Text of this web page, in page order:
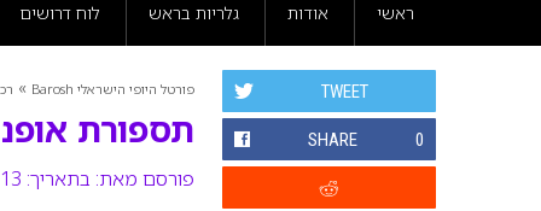
ראשי אודות גלריות בראש לוח דרושים
פורטל היופי הישראלי Barosh »
תספורת
פורסם מאת: בתאריך: 13 אוגוסט 2012
TWEET
SHARE 0